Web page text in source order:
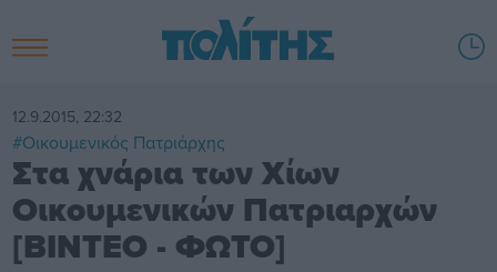
12.9.2015, 22:32
#Οικουμενικός Πατριάρχης
Στα χνάρια των Χίων
Οικουμενικών Πατριαρχών
[ΒΙΝΤΕΟ - ΦΩΤΟ]